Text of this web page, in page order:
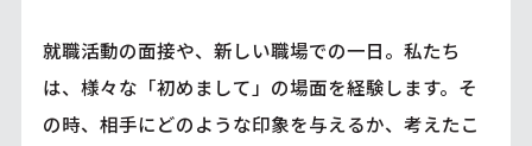
就職活動の面接や、新しい職場での一日。私たち
は、様々な「初めまして」の場面を経験します。そ
の時、相手にどのような印象を与えるか、考えたこ